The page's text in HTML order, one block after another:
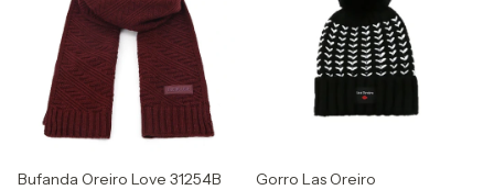
Bufanda Oreiro Love 31254B Gorro Las Oreiro